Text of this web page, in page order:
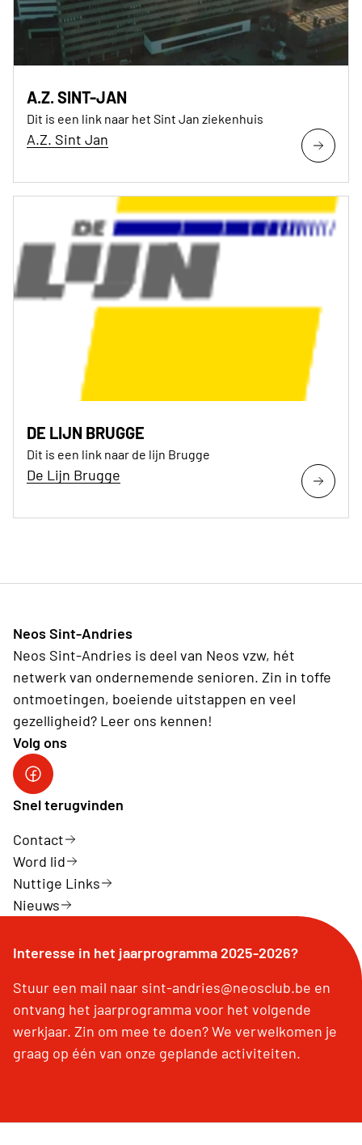
A.Z. SINT-JAN
Dit is een link naar het Sint Jan ziekenhuis
A.Z. Sint Jan
DE LIJN BRUGGE
Dit is een link naar de lijn Brugge
De Lijn Brugge
Neos Sint-Andries
Neos Sint-Andries is deel van Neos vzw, hét
netwerk van ondernemende senioren. Zin in toffe
ontmoetingen, boeiende uitstappen en veel
gezelligheid? Leer ons kennen!
Volg ons
Volg ons op facebook
Snel terugvinden
Contact
Word lid
Nuttige Links
Nieuws
Interesse in het jaarprogramma 2025-2026?
Stuur een mail naar sint-andries@neosclub.be en
ontvang het jaarprogramma voor het volgende
werkjaar. Zin om mee te doen? We verwelkomen je
graag op één van onze geplande activiteiten.